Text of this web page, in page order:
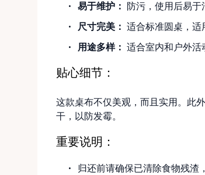
易于维护： 防污，使用后易于
尺寸完美： 适合标准圆桌，适
用途多样： 适合室内和户外活
贴心细节：
这款桌布不仅美观，而且实用。此
干，以防发霉。
重要说明：
归还前请确保已清除食物残渣